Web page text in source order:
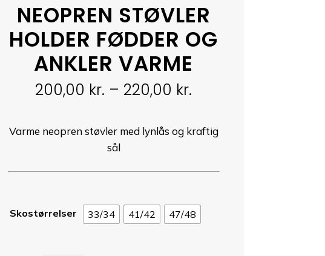
NEOPREN STØVLER
HOLDER FØDDER OG
ANKLER VARME
200,00 kr. – 220,00 kr.
til
220,00 kr.
Varme neopren støvler med lynlås og kraftig
sål
Skostørrelser 33/34 41/42 47/48